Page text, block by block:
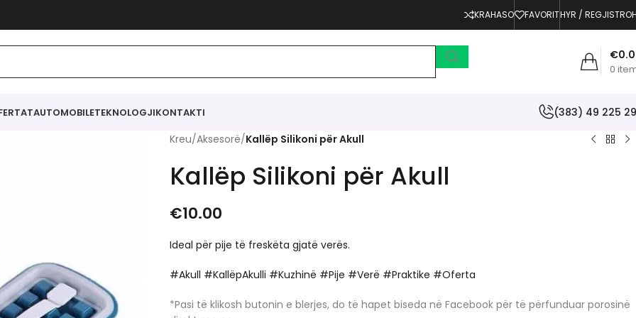
KRAHASO FAVORITHYR /
0
€
AUTOMOBILETEKNOLOGJIKONTAKTI (383) 49 225
Kreu/Aksesorë/Kallëp Silikoni për Akull
Kallëp Silikoni për Akull
€10.00
Ideal për pije të freskëta gjatë verës.
#Akull #KallëpAkulli #Kuzhinë #Pije #Verë #Praktike #Oferta
*Pasi të klikosh butonin e blerjes, do të hapet biseda në Facebook për të përfunduar porosinë